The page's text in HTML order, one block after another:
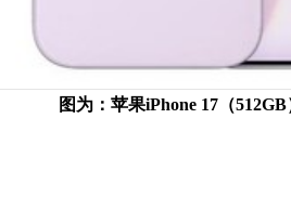
图为：苹果iPhone 17（